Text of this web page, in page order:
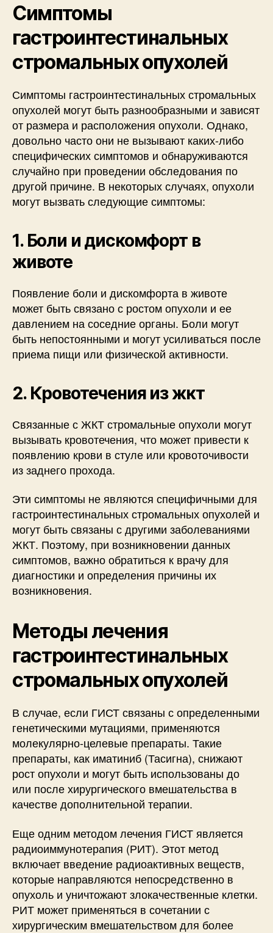
Симптомы
гастроинтестинальных
стромальных опухолей
Симптомы гастроинтестинальных стромальных
опухолей могут быть разнообразными и зависят
от размера и расположения опухоли. Однако,
довольно часто они не вызывают каких-либо
специфических симптомов и обнаруживаются
случайно при проведении обследования по
другой причине. В некоторых случаях, опухоли
могут вызвать следующие симптомы:
1. Боли и дискомфорт в
животе
Появление боли и дискомфорта в животе
может быть связано с ростом опухоли и ее
давлением на соседние органы. Боли могут
быть непостоянными и могут усиливаться после
приема пищи или физической активности.
2. Кровотечения из жкт
Связанные с ЖКТ стромальные опухоли могут
вызывать кровотечения, что может привести к
появлению крови в стуле или кровоточивости
из заднего прохода.
Эти симптомы не являются специфичными для
гастроинтестинальных стромальных опухолей и
могут быть связаны с другими заболеваниями
ЖКТ. Поэтому, при возникновении данных
симптомов, важно обратиться к врачу для
диагностики и определения причины их
возникновения.
Методы лечения
гастроинтестинальных
стромальных опухолей
В случае, если ГИСТ связаны с определенными
генетическими мутациями, применяются
молекулярно-целевые препараты. Такие
препараты, как иматиниб (Тасигна), снижают
рост опухоли и могут быть использованы до
или после хирургического вмешательства в
качестве дополнительной терапии.
Еще одним методом лечения ГИСТ является
радиоиммунотерапия (РИТ). Этот метод
включает введение радиоактивных веществ,
которые направляются непосредственно в
опухоль и уничтожают злокачественные клетки.
РИТ может применяться в сочетании с
хирургическим вмешательством для более